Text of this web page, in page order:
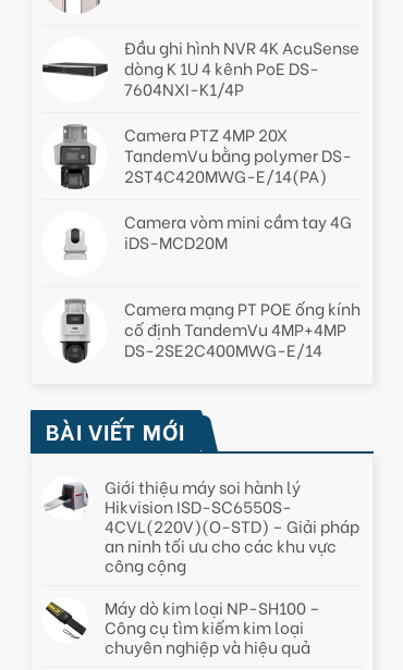
Đầu ghi hình NVR 4K AcuSense
dòng K 1U 4 kênh PoE DS-
7604NXI-K1/4P
Camera PTZ 4MP 20X
TandemVu bằng polymer DS-
2ST4C420MWG-E/14(PA)
Camera vòm mini cầm tay 4G
iDS-MCD20M
Camera mạng PT POE ống kính
cố định TandemVu 4MP+4MP
DS-2SE2C400MWG-E/14
BÀI VIẾT MỚI
Giới thiệu máy soi hành lý
Hikvision ISD-SC6550S-
4CVL(220V)(O-STD) – Giải pháp
an ninh tối ưu cho các khu vực
công cộng
Máy dò kim loại NP-SH100 –
Công cụ tìm kiếm kim loại
chuyên nghiệp và hiệu quả